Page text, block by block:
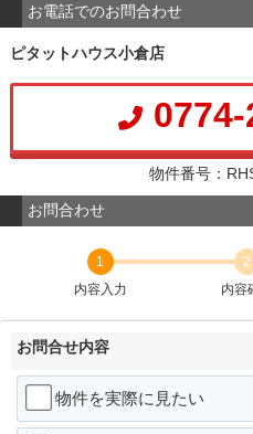
お電話でのお問合わせ
ピタットハウス小倉店
物件番号：
お問合わせ
1
内容入力
2
内容
お問合せ内容
物件を実際に見たい